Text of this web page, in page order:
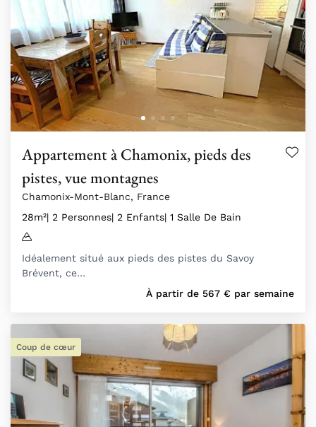
Appartement à Chamonix, pieds des
pistes, vue montagnes
Chamonix-Mont-Blanc, France
28m²| 2 Personnes| 2 Enfants| 1 Salle De Bain
Idéalement situé aux pieds des pistes du Savoy
Brévent, ce…
À partir de 567 € par semaine
Coup de cœur